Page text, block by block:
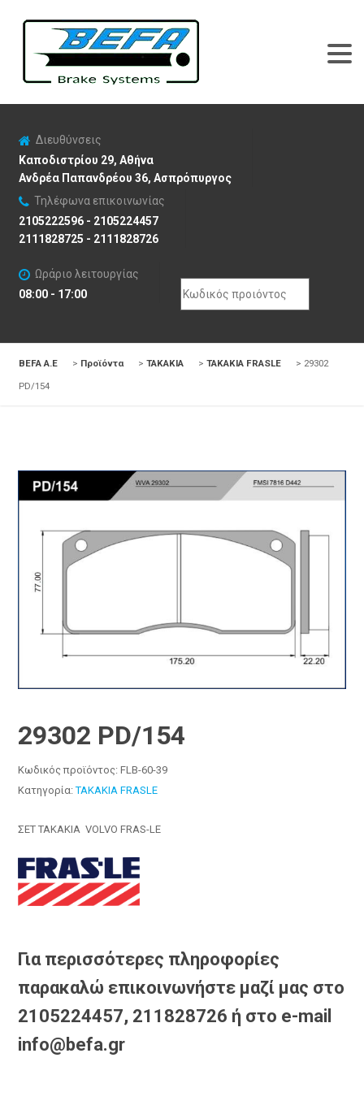
Διευθύνσεις
Καποδιστρίου 29, Αθήνα
Ανδρέα Παπανδρέου 36, Ασπρόπυργος
Τηλέφωνα επικοινωνίας
2105222596 - 2105224457
2111828725 - 2111828726
Ωράριο λειτουργίας
08:00 - 17:00
Search
for:
BEFA Α.Ε > Προϊόντα > ΤΑΚΑΚΙΑ > ΤΑΚΑΚΙΑ FRASLE > 29302
PD/154
29302 PD/154
Κωδικός προϊόντος:FLB-60-39
Κατηγορία:ΤΑΚΑΚΙΑ FRASLE
ΣΕΤ ΤΑΚΑΚΙΑ VOLVO FRAS-LE
Για περισσότερες πληροφορίες
παρακαλώ επικοινωνήστε μαζί μας στο
2105224457, 211828726 ή στο e-mail
info@befa.gr